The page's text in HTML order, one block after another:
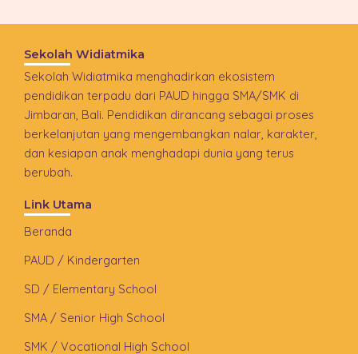
Sekolah Widiatmika
Sekolah Widiatmika menghadirkan ekosistem
pendidikan terpadu dari PAUD hingga SMA/SMK di
Jimbaran, Bali. Pendidikan dirancang sebagai proses
berkelanjutan yang mengembangkan nalar, karakter,
dan kesiapan anak menghadapi dunia yang terus
berubah.
Link Utama
Beranda
PAUD / Kindergarten
SD / Elementary School
SMA / Senior High School
SMK / Vocational High School